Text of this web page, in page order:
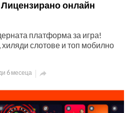
онлайн
платформа за игра!
слотове и топ мобилно
6 месеца 